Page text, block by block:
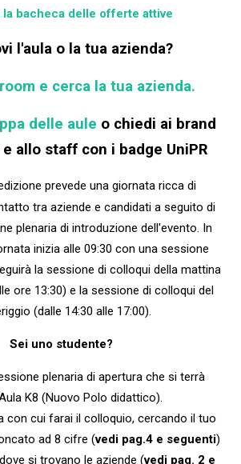
la bacheca delle offerte attive
l'aula o la tua azienda?
e cerca la tua azienda.
delle aule o chiedi ai brand
allo staff con i badge UniPR
prevede una giornata ricca di
tra aziende e candidati a seguito di
plenaria di introduzione dell'evento. In
inizia alle 09:30 con una sessione
la sessione di colloqui della mattina
ore 13:30) e la sessione di colloqui del
(dalle 14:30 alle 17:00).
Sei uno studente?
plenaria di apertura che si terrà
K8 (Nuovo Polo didattico).
con cui farai il colloquio, cercando il tuo
ad 8 cifre (vedi pag.4 e seguenti)
dove si trovano le aziende (vedi pag. 2 e